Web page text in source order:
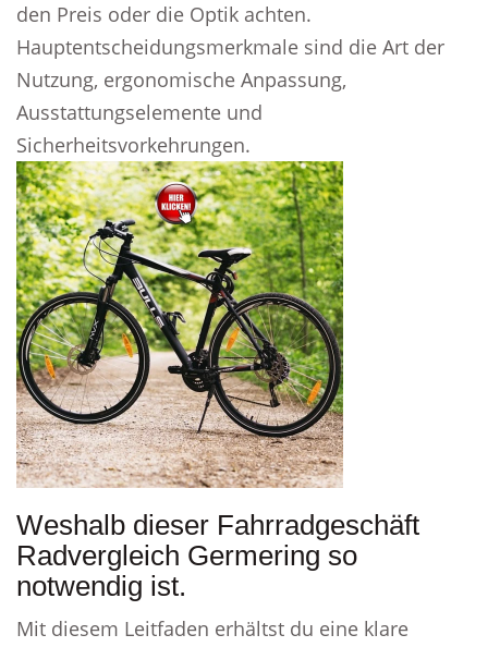
den Preis oder die Optik achten.
Hauptentscheidungsmerkmale sind die Art der
Nutzung, ergonomische Anpassung,
Ausstattungselemente und
Sicherheitsvorkehrungen.
Weshalb dieser Fahrradgeschäft
Radvergleich Germering so
notwendig ist.
Mit diesem Leitfaden erhältst du eine klare